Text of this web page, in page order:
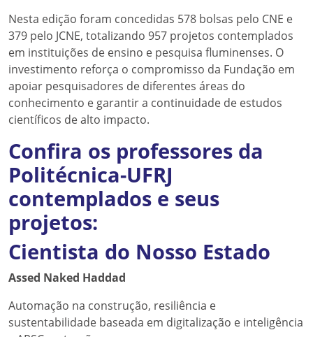
Nesta edição foram concedidas 578 bolsas pelo CNE e
379 pelo JCNE, totalizando 957 projetos contemplados
em instituições de ensino e pesquisa fluminenses. O
investimento reforça o compromisso da Fundação em
apoiar pesquisadores de diferentes áreas do
conhecimento e garantir a continuidade de estudos
científicos de alto impacto.
Confira os professores da
Politécnica-UFRJ
contemplados e seus
projetos:
Cientista do Nosso Estado
Assed Naked Haddad
Automação na construção, resiliência e
sustentabilidade baseada em digitalização e inteligência